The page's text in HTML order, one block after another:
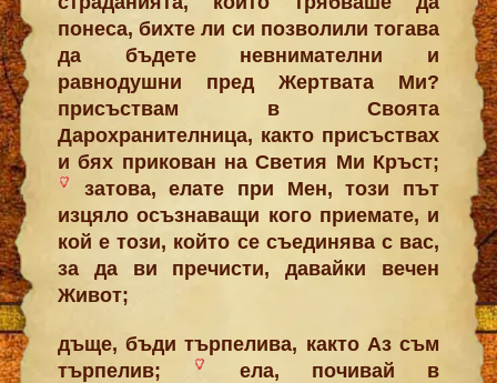
понеса, бихте ли си позволили тогава
да бъдете невнимателни и
равнодушни пред Жертвата Ми?
присъствам в Своята
Дарохранителница, както присъствах
и бях прикован на Светия Ми Кръст;
затова, елате при Мен, този път
изцяло осъзнаващи кого приемате, и
кой е този, който се съединява с вас,
за да ви пречисти, давайки вечен
Живот;
дъще, бъди търпелива, както Аз съм
търпелив;
ела, почивай в